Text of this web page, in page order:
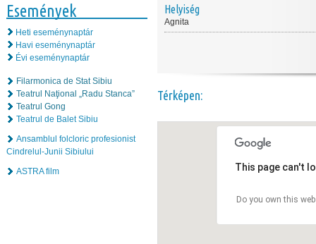
Események
Heti eseménynaptár
Havi eseménynaptár
Évi eseménynaptár
Filarmonica de Stat Sibiu
Teatrul Naţional „Radu Stanca”
Teatrul Gong
Teatrul de Balet Sibiu
Ansamblul folcloric profesionist
Cindrelul-Junii Sibiului
ASTRA film
Helyiség
Agnita
Térképen:
This page can't
Do you own this